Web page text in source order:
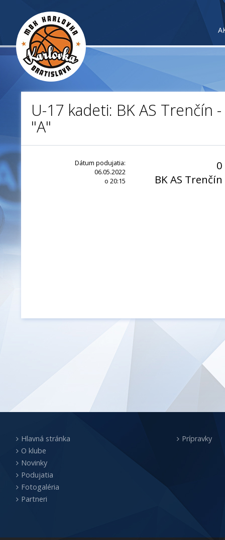
U-17 kadeti: BK AS Trenčín
"A"
Dátum podujatia:
06.05.2022
o 20:15
0
BK AS Trenčín
Hlavná stránka
O klube
Novinky
Podujatia
Fotogaléria
Partneri
Prípravky